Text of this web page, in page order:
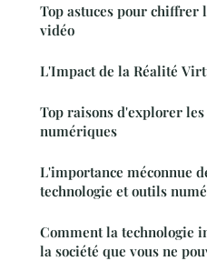
Top astuces pour chiffrer
vidéo
L'Impact de la Réalité
Top raisons d'explorer
numériques
L'importance méconnue
technologie et outils
Comment la technologie
la société que vous ne